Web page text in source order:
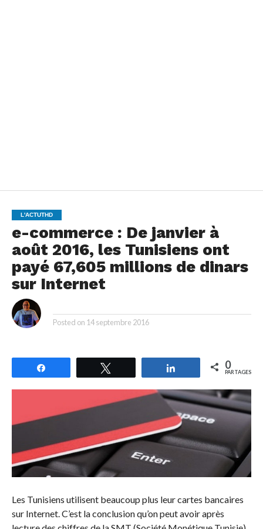
L'ACTUTHD
e-commerce : De janvier à
août 2016, les Tunisiens ont
payé 67,605 millions de dinars
sur Internet
Posted on 14 septembre 2016
Partagez 0
PARTAGES
Les Tunisiens utilisent beaucoup plus leur cartes bancaires
sur Internet. C’est la conclusion qu’on peut avoir après